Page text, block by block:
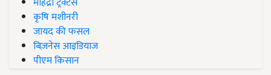
कृषि मशीनरी
जायद की फसल
बिज़नेस आइडियाज
पीएम किसान